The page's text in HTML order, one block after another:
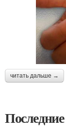
читать дальше →